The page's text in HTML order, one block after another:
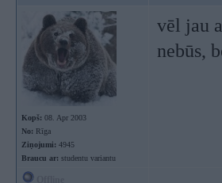
Kopš: 08. Apr 2003
No: Rīga
Ziņojumi: 4945
Braucu ar: studentu variantu
vēl jau
nebūs,